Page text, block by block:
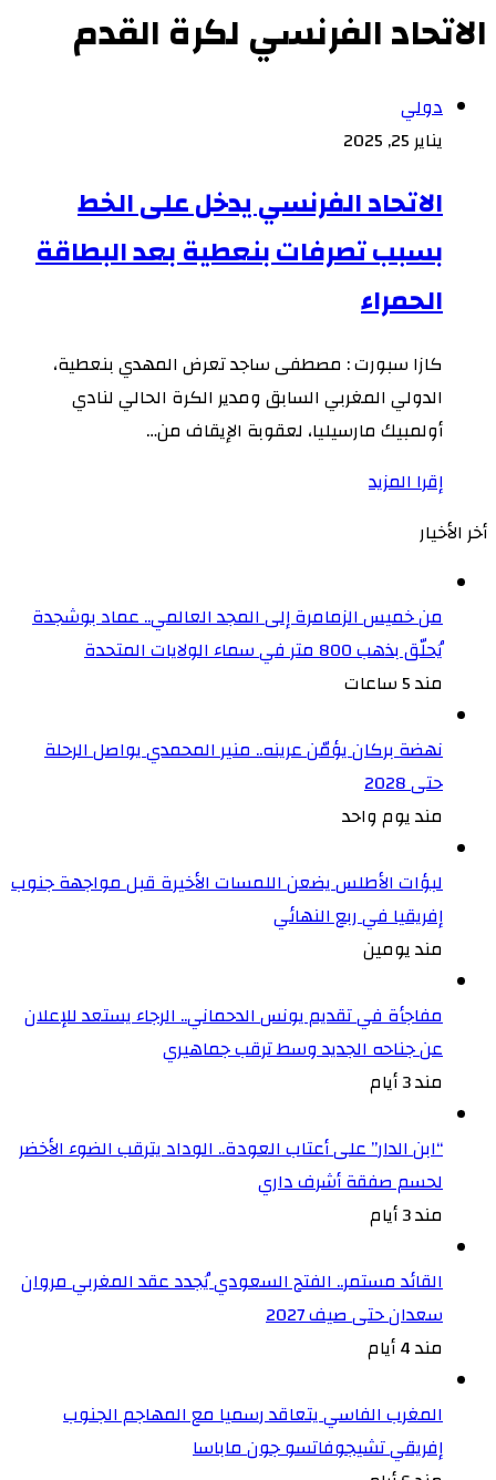
الاتحاد الفرنسي لكرة القدم
دولي
يناير 25, 2025
الاتحاد الفرنسي يدخل على الخط
بسبب تصرفات بنعطية بعد البطاقة
الحمراء
كازا سبورت : مصطفى ساجد تعرض المهدي بنعطية،
الدولي المغربي السابق ومدير الكرة الحالي لنادي
أولمبيك مارسيليا، لعقوبة الإيقاف من…
إقرا المزيد
أخر الأخيار
من خميس الزمامرة إلى المجد العالمي.. عماد بوشجدة
يُحلّق بذهب 800 متر في سماء الولايات المتحدة
مند 5 ساعات
نهضة بركان يؤمّن عرينه.. منير المحمدي يواصل الرحلة
حتى 2028
مند يوم واحد
لبؤات الأطلس يضعن اللمسات الأخيرة قبل مواجهة جنوب
إفريقيا في ربع النهائي
مند يومين
مفاجأة في تقديم يونس الدحماني.. الرجاء يستعد للإعلان
عن جناحه الجديد وسط ترقب جماهيري
مند 3 أيام
“ابن الدار” على أعتاب العودة.. الوداد يترقب الضوء الأخضر
لحسم صفقة أشرف داري
مند 3 أيام
القائد مستمر.. الفتح السعودي يُجدد عقد المغربي مروان
سعدان حتى صيف 2027
مند 4 أيام
المغرب الفاسي يتعاقد رسميا مع المهاجم الجنوب
إفريقي تشيجوفاتسو جون ماباسا